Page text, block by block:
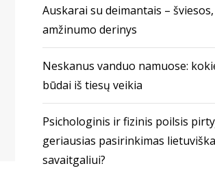
Auskarai su deimantais –
amžinumo derinys
Neskanus vanduo namuose:
būdai iš tiesų veikia
Psichologinis ir fizinis poilsis
geriausias pasirinkimas
savaitgaliui?